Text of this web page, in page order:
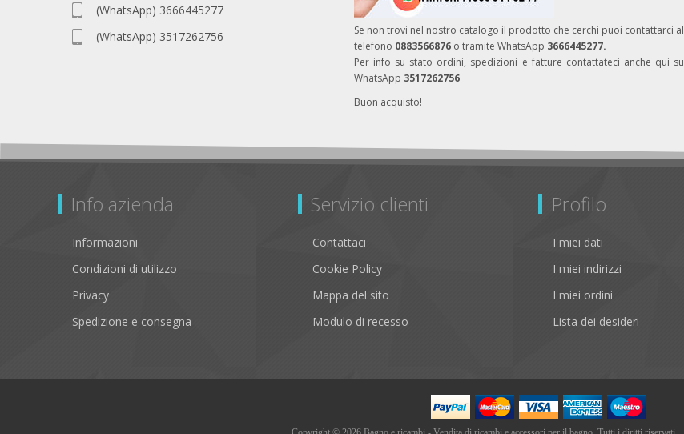
(WhatsApp) 3666445277
(WhatsApp) 3517262756
Se non trovi nel nostro catalogo il prodotto che cerchi puoi contattarci al
telefono 0883566876 o tramite WhatsApp 3666445277.
Per info su stato ordini, spedizioni e fatture contattateci anche qui su
WhatsApp 3517262756
Buon acquisto!
Info azienda
Informazioni
Condizioni di utilizzo
Privacy
Spedizione e consegna
Servizio clienti
Contattaci
Cookie Policy
Mappa del sito
Modulo di recesso
Profilo
I miei dati
I miei indirizzi
I miei ordini
Lista dei desideri